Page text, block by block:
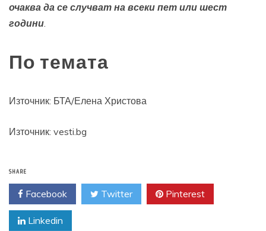
очаква да се случват на всеки пет или шест
години
По темата
Източник: БТА/Елена Христова
Източник: vesti.bg
SHARE
Facebook Twitter Pinterest
Linkedin